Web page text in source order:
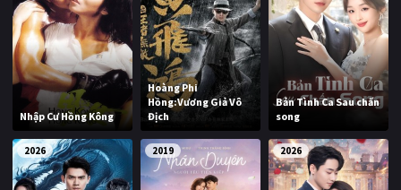
Nhập Cư Hồng Kông
Hoàng Phi
Hồng:Vương Giả Vô
Địch
Bản Tình Ca Sau chấn
song
2026 2019 2026